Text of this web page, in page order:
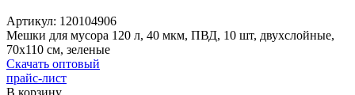
Артикул: 120104906
Мешки для мусора 120 л, 40 мкм, ПВД, 10 шт, двухслойные,
70х110 см, зеленые
Скачать оптовый
прайс-лист